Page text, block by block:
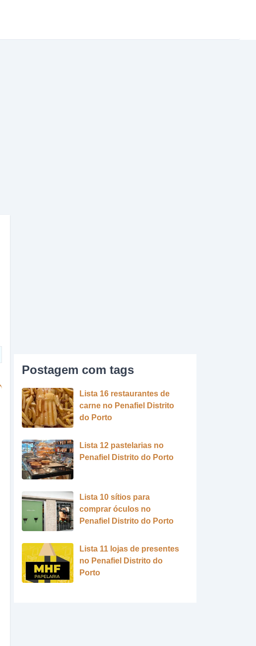
Postagem com tags
Lista 16 restaurantes de
carne no Penafiel Distrito
do Porto
Lista 12 pastelarias no
Penafiel Distrito do Porto
Lista 10 sítios para
comprar óculos no
Penafiel Distrito do Porto
Lista 11 lojas de presentes
no Penafiel Distrito do
Porto